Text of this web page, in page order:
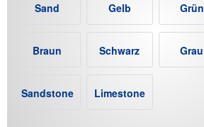
Sand Gelb Grün
Braun Schwarz Grau
Sandstone
Limestone